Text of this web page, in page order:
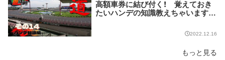
高額車券に結び付く！ 覚えておき
たいハンデの知識教えちゃいます!!
2022.12.16
もっと見る